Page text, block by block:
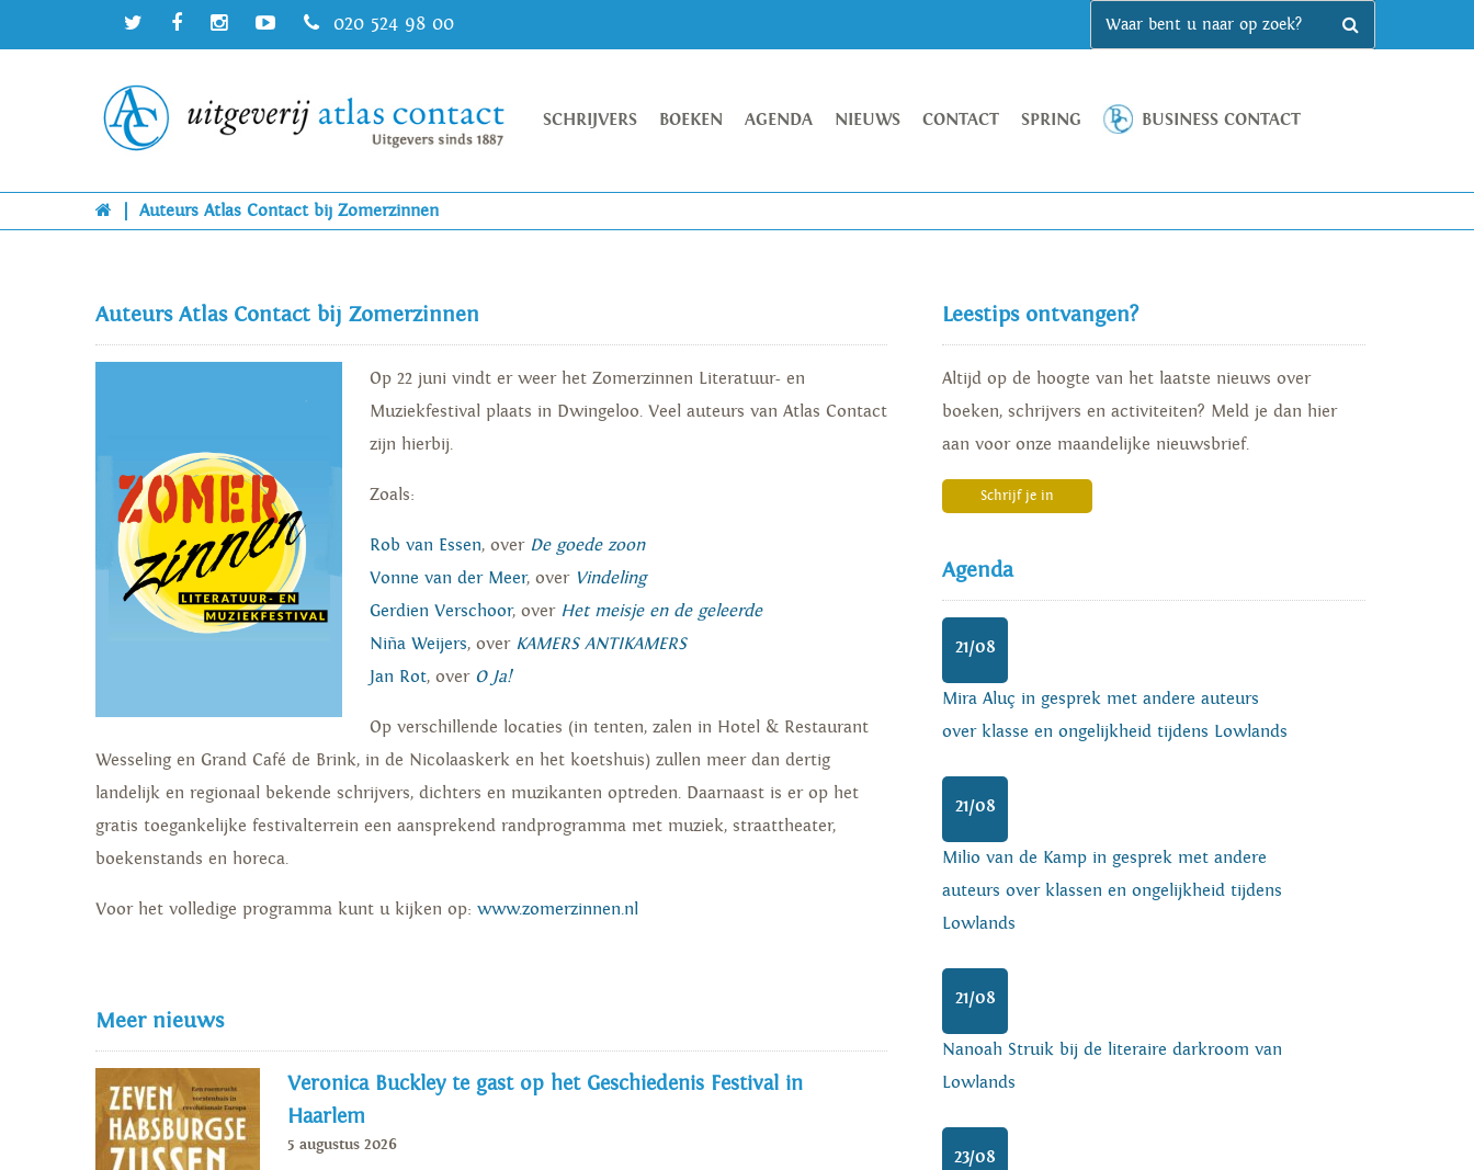
020 524 98 00
SCHRIJVERS BOEKEN AGENDA NIEUWS CONTACT SPRING BUSINESS CONTACT
Auteurs Atlas Contact bij Zomerzinnen
Auteurs Atlas Contact bij Zomerzinnen
Op 22 juni vindt er weer het Zomerzinnen Literatuur- en
Muziekfestival plaats in Dwingeloo. Veel auteurs van Atlas Contact
zijn hierbij.
Zoals:
Rob van Essen, over De goede zoon
Vonne van der Meer, over Vindeling
Gerdien Verschoor, over Het meisje en de geleerde
Niña Weijers, over KAMERS ANTIKAMERS
Jan Rot, over O Ja!
Op verschillende locaties (in tenten, zalen in Hotel & Restaurant
Wesseling en Grand Café de Brink, in de Nicolaaskerk en het koetshuis) zullen meer dan dertig
landelijk en regionaal bekende schrijvers, dichters en muzikanten optreden. Daarnaast is er op het
gratis toegankelijke festivalterrein een aansprekend randprogramma met muziek, straattheater,
boekenstands en horeca.
Voor het volledige programma kunt u kijken op: www.zomerzinnen.nl
Meer nieuws
Veronica Buckley te gast op het Geschiedenis Festival in
Haarlem
5 augustus 2026
Leestips ontvangen?
Altijd op de hoogte van het laatste nieuws over
boeken, schrijvers en activiteiten? Meld je dan hier
aan voor onze maandelijke nieuwsbrief.
Schrijf je in
Agenda
21/08
Mira Aluç in gesprek met andere auteurs
over klasse en ongelijkheid tijdens Lowlands
21/08
Milio van de Kamp in gesprek met andere
auteurs over klassen en ongelijkheid tijdens
Lowlands
21/08
Nanoah Struik bij de literaire darkroom van
Lowlands
23/08